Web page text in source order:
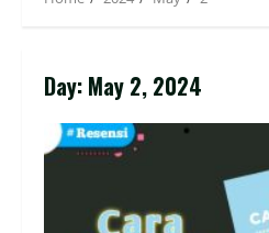
Day: May 2, 2024